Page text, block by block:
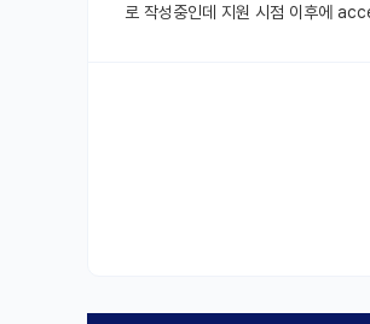
로 작성중인데 지원 시점 이후에